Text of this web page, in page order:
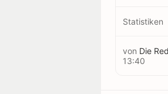
Statistiken
von Die
13:40